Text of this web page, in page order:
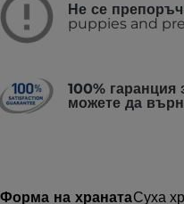
Не се
puppies and
100% гаранция
можете да
Форма на хранатаСуха